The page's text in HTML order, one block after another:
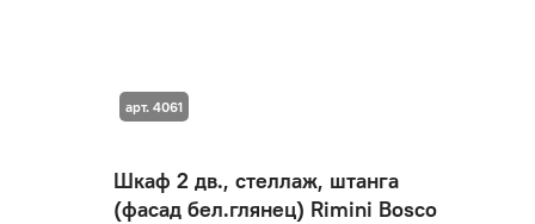
Шкаф 2 дв., стеллаж, штанга
(фасад бел.глянец) Rimini Bosco
арт. 4061